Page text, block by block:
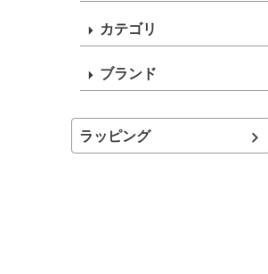
カテゴリ
ブランド
ラッピング